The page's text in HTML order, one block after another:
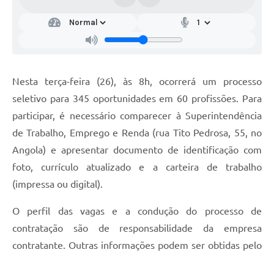
Nesta terça-feira (26), às 8h, ocorrerá um processo
seletivo para 345 oportunidades em 60 profissões. Para
participar, é necessário comparecer à Superintendência
de Trabalho, Emprego e Renda (rua Tito Pedrosa, 55, no
Angola) e apresentar documento de identificação com
foto, currículo atualizado e a carteira de trabalho
(impressa ou digital).
O perfil das vagas e a condução do processo de
contratação são de responsabilidade da empresa
contratante. Outras informações podem ser obtidas pelo